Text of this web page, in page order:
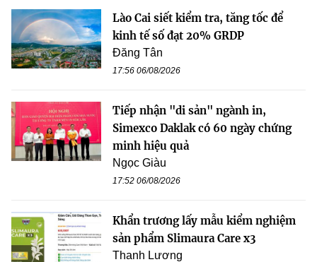
Lào Cai siết kiểm tra, tăng tốc để
kinh tế số đạt 20% GRDP
Đăng Tân
17:56 06/08/2026
Tiếp nhận "di sản" ngành in,
Simexco Daklak có 60 ngày chứng
minh hiệu quả
Ngọc Giàu
17:52 06/08/2026
Khẩn trương lấy mẫu kiểm nghiệm
sản phẩm Slimaura Care x3
Thanh Lương